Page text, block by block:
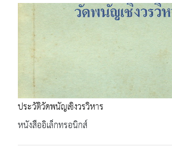
ประวัติวัดพนัญเชิงวรวิหาร
หนังสืออิเล็กทรอนิกส์